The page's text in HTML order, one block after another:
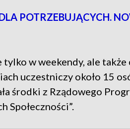
POTRZEBUJĄCYCH.
tylko w weekendy, ale także
uczestniczy około 15
środki z Rządowego
Społeczności”.